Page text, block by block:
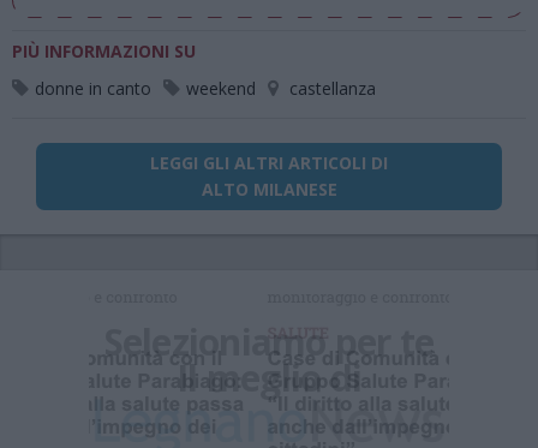
PIÙ INFORMAZIONI SU
donne in canto
weekend castellanza
LEGGI GLI ALTRI ARTICOLI DI
ALTO MILANESE
Selezioniamo per te
Il meglio di